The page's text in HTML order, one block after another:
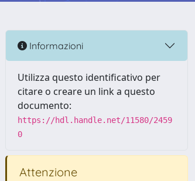
Informazioni
Utilizza questo identificativo per
citare o creare un link a questo
documento:
https://hdl.handle.net/11580/2459
0
Attenzione